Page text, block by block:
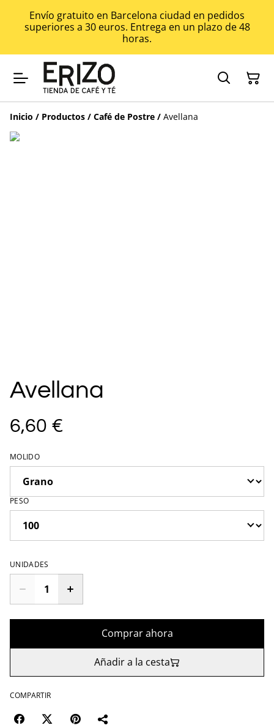
Envío gratuito en Barcelona ciudad en pedidos
superiores a 30 euros. Entrega en un plazo de 48
horas.
Inicio / Productos / Café de Postre / Avellana
Avellana
6,60 €
MOLIDO
PESO
UNIDADES
Comprar ahora
Añadir a la cesta
COMPARTIR